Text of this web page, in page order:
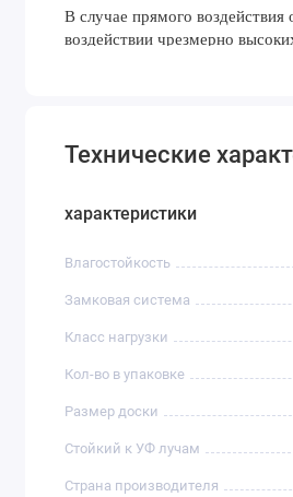
В случае прямого
воздействии чрезмерно
Технические
характеристики
Влагостойкость
Замковая система
Класс нагрузки
Кол-во в упаковке
Размер доски
Стойкий к УФ лучам
Страна производителя